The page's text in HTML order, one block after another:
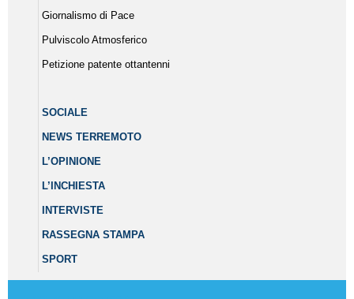
Giornalismo di Pace
Pulviscolo Atmosferico
Petizione patente ottantenni
SOCIALE
NEWS TERREMOTO
L’OPINIONE
L’INCHIESTA
INTERVISTE
RASSEGNA STAMPA
SPORT